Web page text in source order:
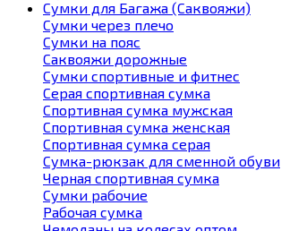
Сумки для Багажа (Саквояжи)
Сумки через плечо
Сумки на пояс
Саквояжи дорожные
Сумки спортивные и фитнес
Серая спортивная сумка
Спортивная сумка мужская
Спортивная сумка женская
Спортивная сумка серая
Сумка-рюкзак для сменной обуви
Черная спортивная сумка
Сумки рабочие
Рабочая сумка